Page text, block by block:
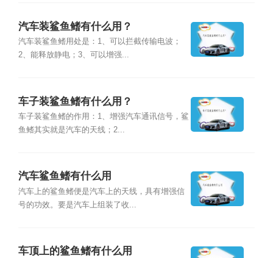
汽车装鲨鱼鳍有什么用？
汽车装鲨鱼鳍用处是：1、可以拦截传输电波；
2、能释放静电；3、可以增强...
车子装鲨鱼鳍有什么用？
车子装鲨鱼鳍的作用：1、增强汽车通讯信号，鲨
鱼鳍其实就是汽车的天线；2...
汽车鲨鱼鳍有什么用
汽车上的鲨鱼鳍便是汽车上的天线，具有增强信
号的功效。要是汽车上组装了收...
车顶上的鲨鱼鳍有什么用